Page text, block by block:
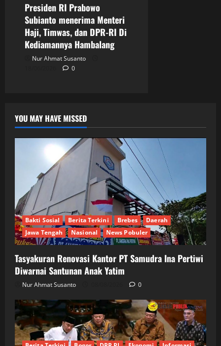
Presiden RI Prabowo
Subianto menerima Menteri
Haji, Timwas, dan DPR-RI Di
Kediamannya Hambalang
Nur Ahmat Susanto
0
YOU MAY HAVE MISSED
Bakti Sosial Berita Terkini Brebes
Daerah
Jawa Tengah
Nasional News Pobuler
Tasyakuran Renovasi Kantor PT Samudra Ina Pertiwi
Diwarnai Santunan Anak Yatim
Nur Ahmat Susanto 0